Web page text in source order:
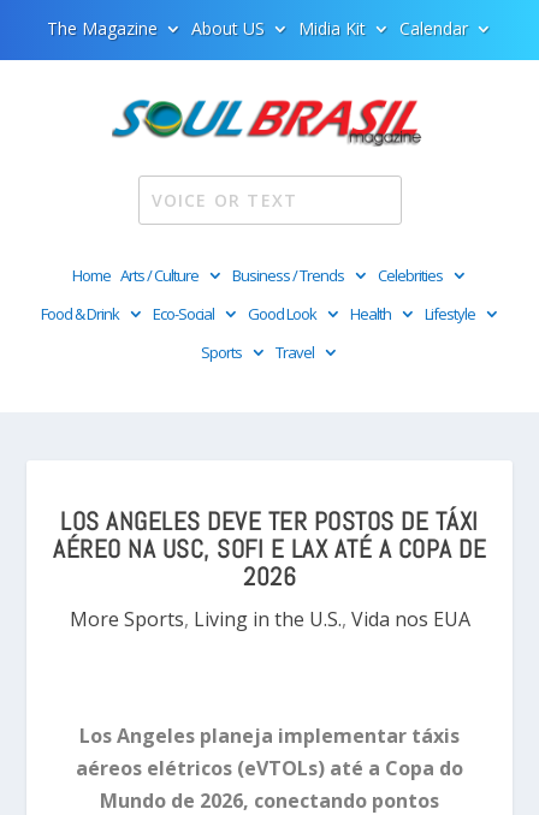
The Magazine About US Midia Kit Calendar
Home Arts / Culture Business / Trends
Celebrities
Food & Drink
Eco-Social Good Look Health
Lifestyle
Sports
Travel
LOS ANGELES DEVE TER POSTOS DE TÁXI
AÉREO NA USC, SOFI E LAX ATÉ A COPA DE
2026
More Sports, Living in the U.S., Vida nos EUA
Los Angeles planeja implementar táxis
aéreos elétricos (eVTOLs) até a Copa do
Mundo de 2026, conectando pontos